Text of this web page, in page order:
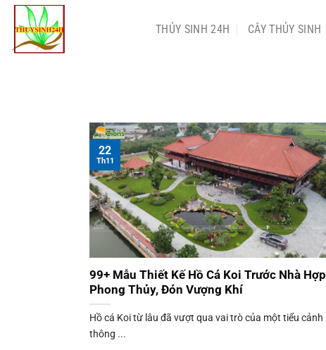
Chuyển
đến
THỦY SINH 24H CÂY THỦY SINH
99+ Mẫu Thiết Kế Hồ Cá Koi Trước Nhà Hợp
Phong Thủy, Đón Vượng Khí
Hồ cá Koi từ lâu đã vượt qua vai trò của một tiểu cảnh
thông ...
22
Th11